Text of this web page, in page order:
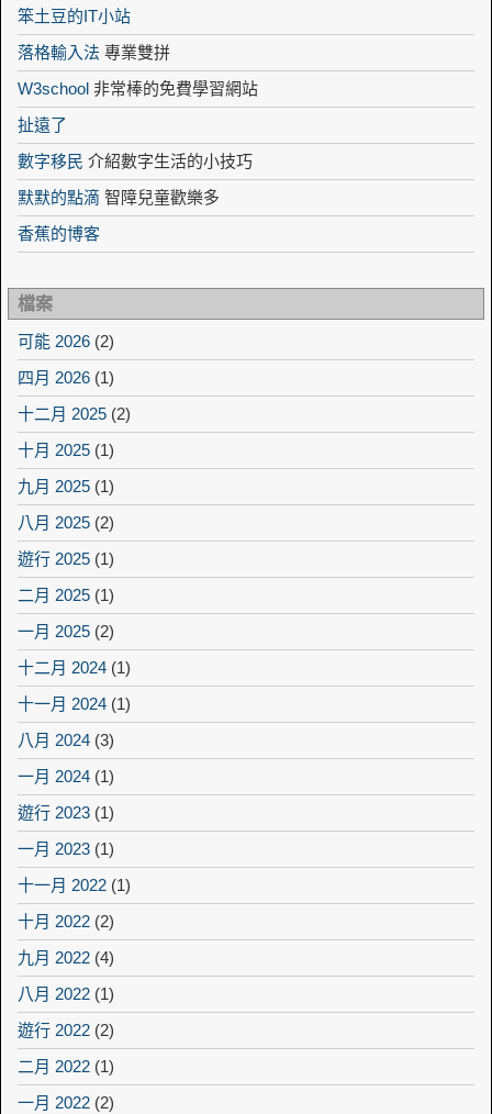
笨土豆的IT小站
落格輸入法 專業雙拼
W3school 非常棒的免費學習網站
扯遠了
數字移民 介紹數字生活的小技巧
默默的點滴 智障兒童歡樂多
香蕉的博客
檔案
可能 2026 (2)
四月 2026 (1)
十二月 2025 (2)
十月 2025 (1)
九月 2025 (1)
八月 2025 (2)
遊行 2025 (1)
二月 2025 (1)
一月 2025 (2)
十二月 2024 (1)
十一月 2024 (1)
八月 2024 (3)
一月 2024 (1)
遊行 2023 (1)
一月 2023 (1)
十一月 2022 (1)
十月 2022 (2)
九月 2022 (4)
八月 2022 (1)
遊行 2022 (2)
二月 2022 (1)
一月 2022 (2)